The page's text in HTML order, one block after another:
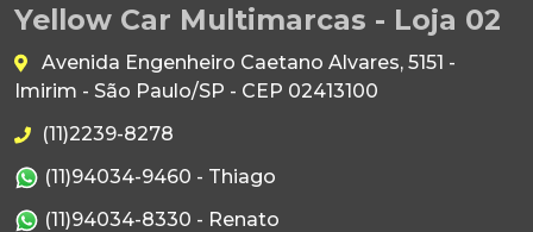
Yellow Car Multimarcas - Loja 02
Avenida Engenheiro Caetano Alvares, 5151 -
Imirim - São Paulo/SP - CEP 02413100
(11)2239-8278
(11)94034-9460 - Thiago
(11)94034-8330 - Renato